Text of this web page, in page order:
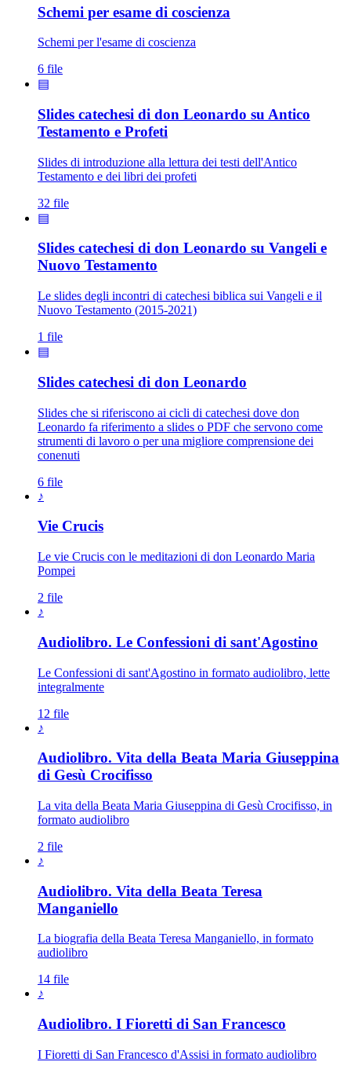
Schemi per esame di coscienza
Schemi per l'esame di coscienza
6 file
▤
Slides catechesi di don Leonardo su Antico
Testamento e Profeti
Slides di introduzione alla lettura dei testi dell'Antico
Testamento e dei libri dei profeti
32 file
▤
Slides catechesi di don Leonardo su Vangeli e
Nuovo Testamento
Le slides degli incontri di catechesi biblica sui Vangeli e il
Nuovo Testamento (2015-2021)
1 file
▤
Slides catechesi di don Leonardo
Slides che si riferiscono ai cicli di catechesi dove don
Leonardo fa riferimento a slides o PDF che servono come
strumenti di lavoro o per una migliore comprensione dei
conenuti
6 file
♪
Vie Crucis
Le vie Crucis con le meditazioni di don Leonardo Maria
Pompei
2 file
♪
Audiolibro. Le Confessioni di sant'Agostino
Le Confessioni di sant'Agostino in formato audiolibro, lette
integralmente
12 file
♪
Audiolibro. Vita della Beata Maria Giuseppina
di Gesù Crocifisso
La vita della Beata Maria Giuseppina di Gesù Crocifisso, in
formato audiolibro
2 file
♪
Audiolibro. Vita della Beata Teresa
Manganiello
La biografia della Beata Teresa Manganiello, in formato
audiolibro
14 file
♪
Audiolibro. I Fioretti di San Francesco
I Fioretti di San Francesco d'Assisi in formato audiolibro